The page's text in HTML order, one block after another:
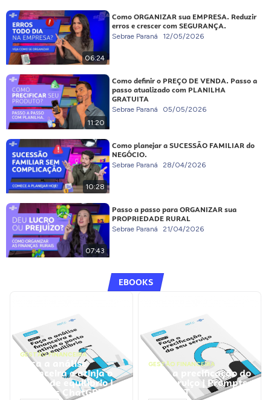
06:24
Como ORGANIZAR sua EMPRESA. Reduzir
erros e crescer com SEGURANÇA.
Sebrae Paraná 12/05/2026
11:20
Como definir o PREÇO DE VENDA. Passo a
passo atualizado com PLANILHA
GRATUITA
Sebrae Paraná 05/05/2026
10:28
Como planejar a SUCESSÃO FAMILIAR do
NEGÓCIO.
Sebrae Paraná 28/04/2026
07:43
Passo a passo para ORGANIZAR sua
PROPRIEDADE RURAL
Sebrae Paraná 21/04/2026
EBOOKS
GESTÃO FINANCEIRA
Faça a análise
financeira e atinja o
ponto de equilíbrio |
Prompts ChatGPT
GESTÃO FINANCEIRA
Faça a precificação do
seu serviço | Prompts
ChatGPT